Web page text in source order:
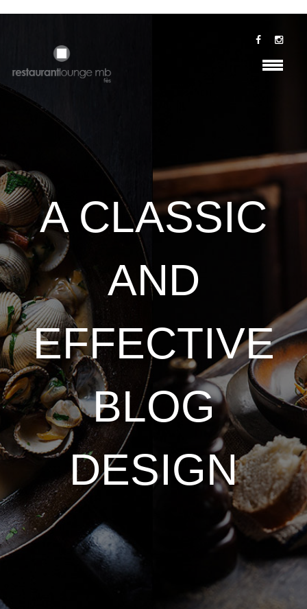
A CLASSIC
AND
EFFECTIVE
BLOG
DESIGN